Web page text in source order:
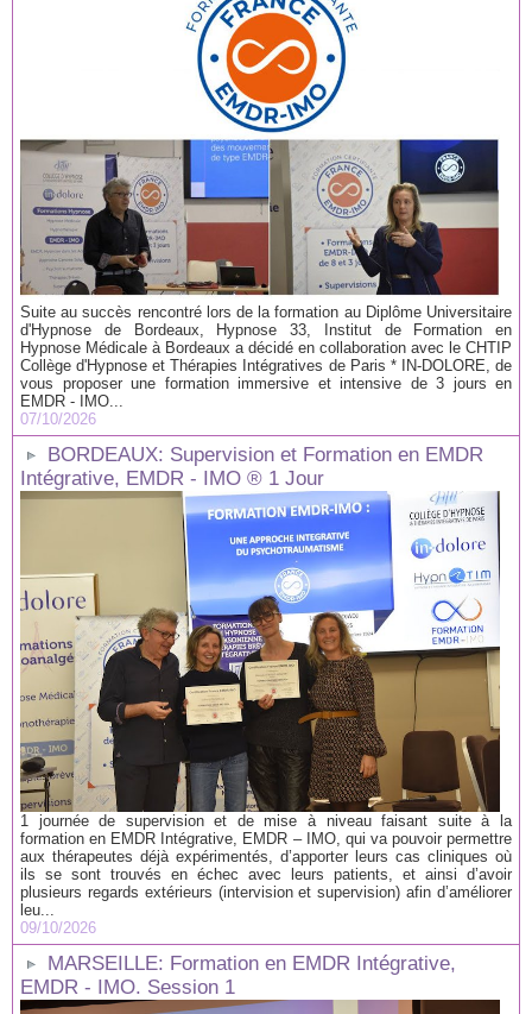
Suite au succès rencontré lors de la formation au Diplôme Universitaire
d'Hypnose de Bordeaux, Hypnose 33, Institut de Formation en
Hypnose Médicale à Bordeaux a décidé en collaboration avec le CHTIP
Collège d'Hypnose et Thérapies Intégratives de Paris * IN-DOLORE, de
vous proposer une formation immersive et intensive de 3 jours en
EMDR - IMO...
07/10/2026
BORDEAUX: Supervision et Formation en EMDR
Intégrative, EMDR - IMO ® 1 Jour
1 journée de supervision et de mise à niveau faisant suite à la
formation en EMDR Intégrative, EMDR – IMO, qui va pouvoir permettre
aux thérapeutes déjà expérimentés, d’apporter leurs cas cliniques où
ils se sont trouvés en échec avec leurs patients, et ainsi d’avoir
plusieurs regards extérieurs (intervision et supervision) afin d’améliorer
leu...
09/10/2026
MARSEILLE: Formation en EMDR Intégrative,
EMDR - IMO. Session 1